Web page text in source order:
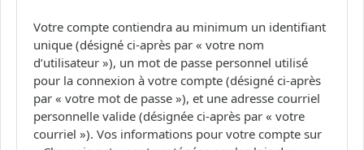
Votre compte contiendra au minimum un identifiant
unique (désigné ci-après par « votre nom
d’utilisateur »), un mot de passe personnel utilisé
pour la connexion à votre compte (désigné ci-après
par « votre mot de passe »), et une adresse courriel
personnelle valide (désignée ci-après par « votre
courriel »). Vos informations pour votre compte sur